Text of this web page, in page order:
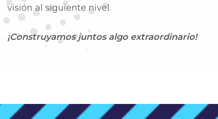
visión al siguiente nivel.
¡Construyamos juntos algo extraordinario!